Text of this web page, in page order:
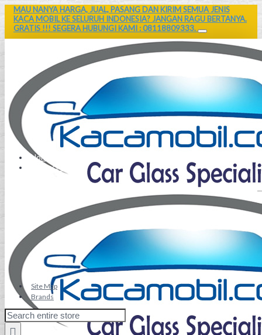
MAU NANYA HARGA, JUAL, PASANG DAN KIRIM SEMUA JENIS
KACA MOBIL KE SELURUH INDONESIA? JANGAN RAGU BERTANYA.
GRATIS !!! SEGERA HUBUNGI KAMI : 08118809333.
Home
Contact Us
Site Map
Brands